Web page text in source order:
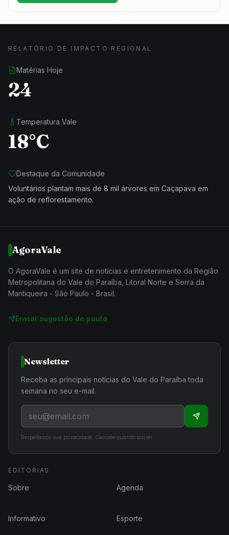
RELATÓRIO DE IMPACTO REGIONAL
Matérias Hoje
24
Temperatura Vale
18°C
Destaque da Comunidade
Voluntários plantam mais de 8 mil árvores em Caçapava em
ação de reflorestamento.
AgoraVale
O AgoraVale é um site de notícias e entretenimento da Região
Metropolitana do Vale do Paraíba, Litoral Norte e Serra da
Mantiqueira - São Paulo - Brasil.
Enviar sugestão de pauta
Newsletter
Receba as principais notícias do Vale do Paraíba toda
semana no seu e-mail.
Respeitamos sua privacidade. Cancele quando quiser.
EDITORIAS
Sobre Agenda
Informativo Esporte